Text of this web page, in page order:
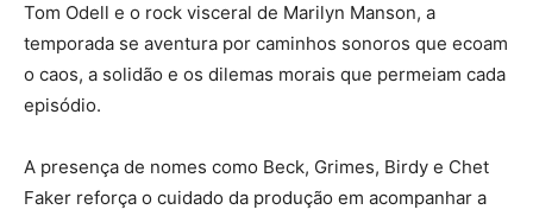
Tom Odell e o rock visceral de Marilyn Manson, a
temporada se aventura por caminhos sonoros que ecoam
o caos, a solidão e os dilemas morais que permeiam cada
episódio.
A presença de nomes como Beck, Grimes, Birdy e Chet
Faker reforça o cuidado da produção em acompanhar a